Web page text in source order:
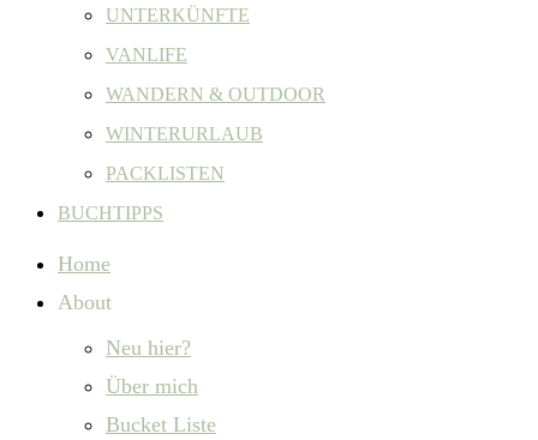
UNTERKÜNFTE
VANLIFE
WANDERN & OUTDOOR
WINTERURLAUB
PACKLISTEN
BUCHTIPPS
Home
About
Neu hier?
Über mich
Bucket Liste